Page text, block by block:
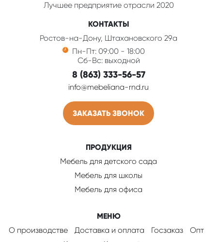
Лучшее предприятие отрасли 2020
КОНТАКТЫ
Ростов-на-Дону, Штахановского 29а
Пн-Пт: 09:00 - 18:00
Сб-Вс: выходной
8 (863) 333-56-57
info@mebeliana-rnd.ru
ЗАКАЗАТЬ ЗВОНОК
ПРОДУКЦИЯ
Мебель для детского сада
Мебель для школы
Мебель для офиса
МЕНЮ
О производстве
Доставка и оплата Госзаказ
Опт